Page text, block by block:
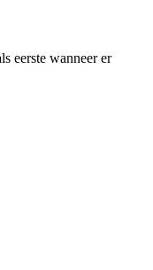
eerste wanneer er